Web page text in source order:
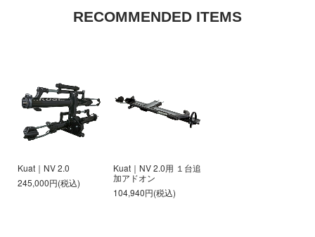
RECOMMENDED ITEMS
Kuat｜NV 2.0
245,000円(税込)
Kuat｜NV 2.0用 １台追
加アドオン
104,940円(税込)